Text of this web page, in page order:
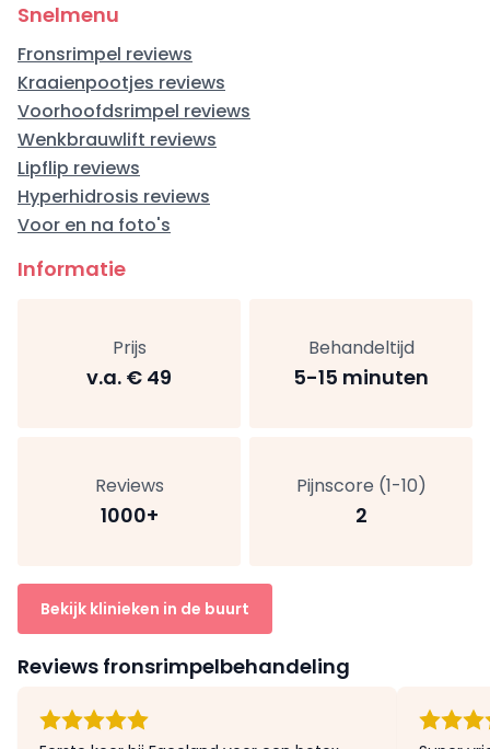
Snelmenu
Fronsrimpel reviews
Kraaienpootjes reviews
Voorhoofdsrimpel reviews
Wenkbrauwlift reviews
Lipflip reviews
Hyperhidrosis reviews
Voor en na foto's
Informatie
Prijs
v.a. € 49
Behandeltijd
5-15 minuten
Reviews
1000+
Pijnscore (1-10)
2
Bekijk klinieken in de buurt
Reviews fronsrimpelbehandeling